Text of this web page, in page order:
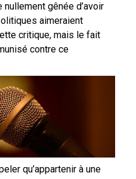
gênée d’avoir
aimeraient
critique, mais le fait
contre ce
qu’appartenir à une